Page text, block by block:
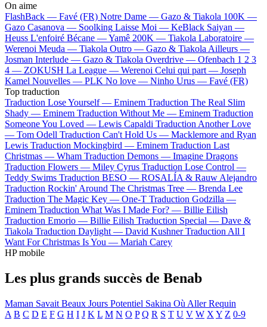
On aime
FlashBack — Favé (FR) Notre Dame — Gazo & Tiakola 100K —
Gazo Casanova — Soolking Laisse Moi — KeBlack Saiyan —
Heuss L'enfoiré Bécane —Yamê 200K — Tiakola Laboratoire —
Werenoi Meuda — Tiakola Outro — Gazo & TiakolaAilleurs —
Josman Interlude — Gazo & Tiakola Overdrive — Ofenbach 1 2 3
4 — ZOKUSH La League — Werenoi Celui qui part — Joseph
Kamel Nouvelles — PLK No love — Ninho Urus — Favé (FR)
Top traduction
Traduction Lose Yourself — Eminem Traduction The Real Slim
Shady — Eminem Traduction Without Me — Eminem Traduction
Someone You Loved — Lewis Capaldi Traduction Another Love
— Tom Odell Traduction Can't Hold Us — Macklemore and Ryan
Lewis Traduction Mockingbird — Eminem Traduction Last
Christmas — Wham Traduction Demons — Imagine Dragons
Traduction Flowers — Miley Cyrus Traduction Lose Control —
Teddy Swims Traduction BESO — ROSALÍA & Rauw Alejandro
Traduction Rockin' Around The Christmas Tree — Brenda Lee
Traduction The Magic Key — One-T Traduction Godzilla —
Eminem Traduction What Was I Made For? — Billie Eilish
Traduction Emorio — Billie Eilish Traduction Special — Dave &
Tiakola Traduction Daylight — David Kushner Traduction All I
Want For Christmas Is You — Mariah Carey
HP mobile
Les plus grands succès de Benab
Maman Savait Beaux Jours Potentiel Sakina Où AllerRequin
A B C D E F G H I J K L M N O P Q R S T U V W X Y Z 0-9